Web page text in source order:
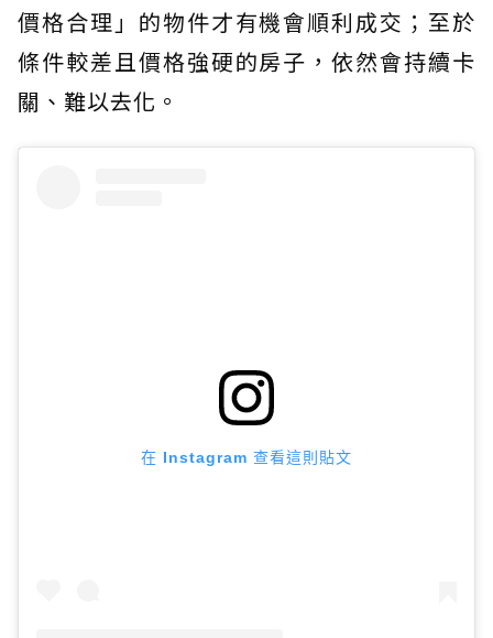
價格合理」的物件才有機會順利成交；至於
條件較差且價格強硬的房子，依然會持續卡
關、難以去化。
在 Instagram 查看這則貼文